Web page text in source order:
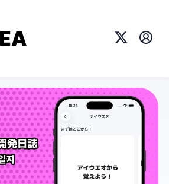
X プロ